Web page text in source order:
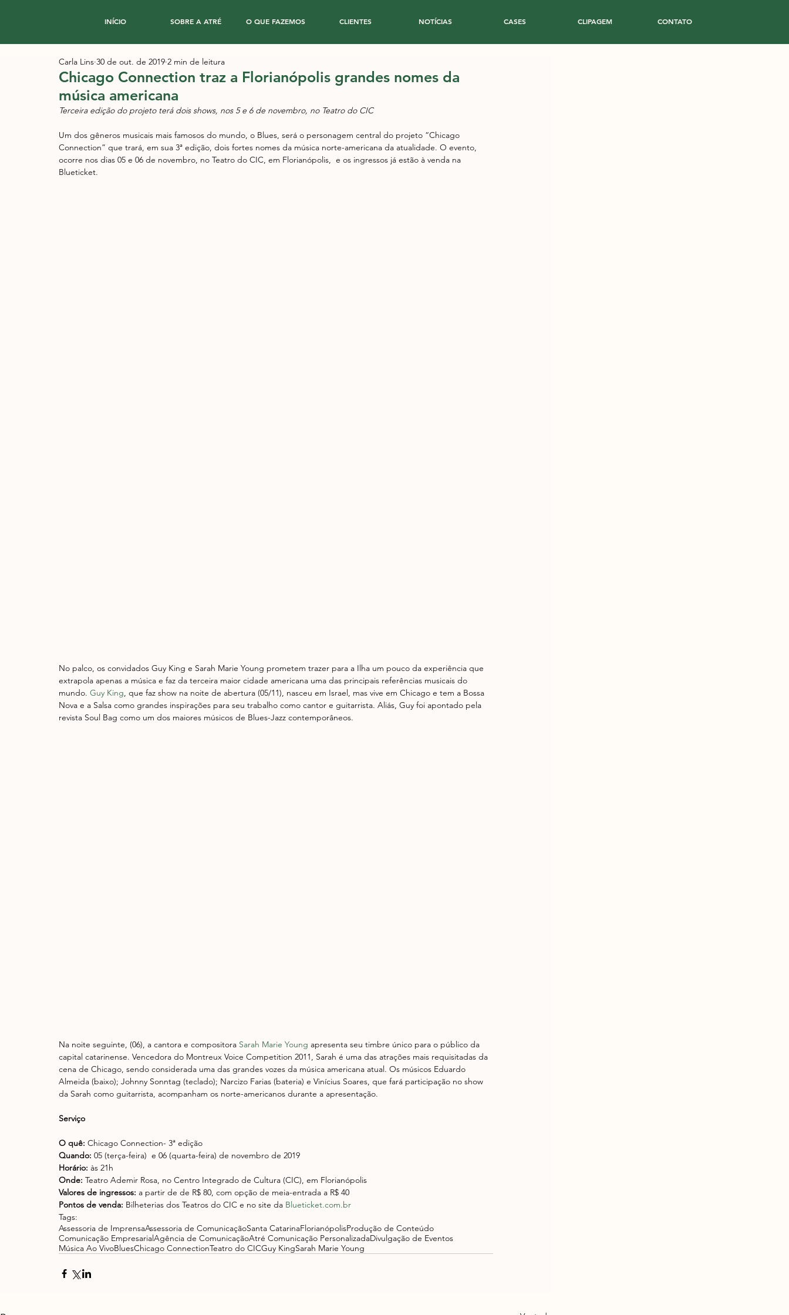
INÍCIO SOBRE A ATRÉ O QUE FAZEMOS CLIENTES NOTÍCIAS CASES CLIPAGEM CONTATO
Chicago Connection traz a Florianópolis grandes nomes da
música americana
Carla Lins 30 de out. de 2019 2 min de leitura
Terceira edição do projeto terá dois shows, nos 5 e 6 de novembro, no Teatro do CIC
Um dos gêneros musicais mais famosos do mundo, o Blues, será o personagem central do projeto “Chicago
Connection” que trará, em sua 3ª edição, dois fortes nomes da música norte-americana da atualidade. O evento,
ocorre nos dias 05 e 06 de novembro, no Teatro do CIC, em Florianópolis,  e os ingressos já estão à venda na
Blueticket.
No palco, os convidados Guy King e Sarah Marie Young prometem trazer para a Ilha um pouco da experiência que
extrapola apenas a música e faz da terceira maior cidade americana uma das principais referências musicais do
mundo. Guy King, que faz show na noite de abertura (05/11), nasceu em Israel, mas vive em Chicago e tem a Bossa
Nova e a Salsa como grandes inspirações para seu trabalho como cantor e guitarrista. Aliás, Guy foi apontado pela
revista Soul Bag como um dos maiores músicos de Blues-Jazz contemporâneos.
Na noite seguinte, (06), a cantora e compositora Sarah Marie Young apresenta seu timbre único para o público da
capital catarinense. Vencedora do Montreux Voice Competition 2011, Sarah é uma das atrações mais requisitadas da
cena de Chicago, sendo considerada uma das grandes vozes da música americana atual. Os músicos Eduardo
Almeida (baixo); Johnny Sonntag (teclado); Narcizo Farias (bateria) e Vinícius Soares, que fará participação no show
da Sarah como guitarrista, acompanham os norte-americanos durante a apresentação.
Serviço
O quê: Chicago Connection- 3ª edição
Quando: 05 (terça-feira)  e 06 (quarta-feira) de novembro de 2019
Horário: às 21h
Onde: Teatro Ademir Rosa, no Centro Integrado de Cultura (CIC), em Florianópolis
Valores de ingressos: a partir de de R$ 80, com opção de meia-entrada a R$ 40
Pontos de venda: Bilheterias dos Teatros do CIC e no site da Blueticket.com.br
Tags:
Assessoria de ImprensaAssessoria de ComunicaçãoSanta CatarinaFlorianópolisProdução de Conteúdo
Comunicação EmpresarialAgência de ComunicaçãoAtré Comunicação PersonalizadaDivulgação de Eventos
Música Ao VivoBluesChicago ConnectionTeatro do CICGuy KingSarah Marie Young